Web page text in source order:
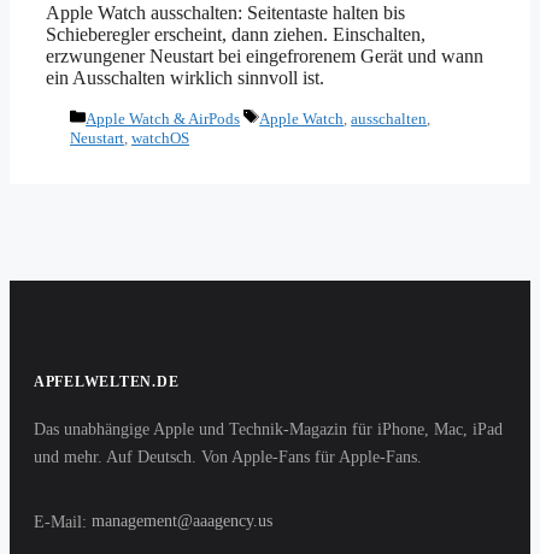
Apple Watch ausschalten: Seitentaste halten bis
Schieberegler erscheint, dann ziehen. Einschalten,
erzwungener Neustart bei eingefrorenem Gerät und wann
ein Ausschalten wirklich sinnvoll ist.
Kategorien
Apple Watch & AirPods Schlagwörter
Apple Watch ,ausschalten
Neustart watchOS
APFELWELTEN.DE
Das unabhängige Apple und Technik-Magazin für iPhone, Mac, iPad
und mehr. Auf Deutsch. Von Apple-Fans für Apple-Fans.
E-Mail: management@aaagency.us